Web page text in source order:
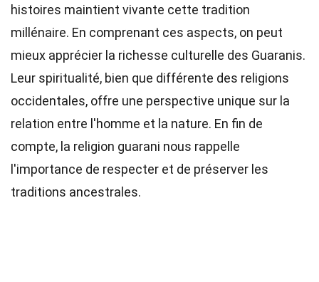
histoires maintient vivante cette tradition
millénaire. En comprenant ces aspects, on peut
mieux apprécier la richesse culturelle des Guaranis.
Leur spiritualité, bien que différente des religions
occidentales, offre une perspective unique sur la
relation entre l'homme et la nature. En fin de
compte, la religion guarani nous rappelle
l'importance de respecter et de préserver les
traditions ancestrales.